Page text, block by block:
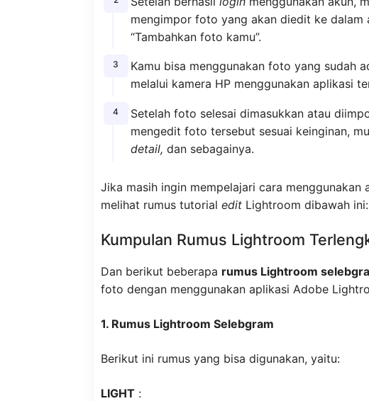
mengimpor foto yang akan diedit ke
“Tambahkan foto kamu”.
Kamu bisa menggunakan foto yang sudah
melalui kamera HP menggunakan aplikasi
Setelah foto selesai dimasukkan atau
mengedit foto tersebut sesuai keinginan,
detail, dan sebagainya.
Jika masih ingin mempelajari cara
melihat rumus tutorial edit Lightroom dibawah ini:
Kumpulan Rumus Lightroom
Dan berikut beberapa rumus Lightroom
foto dengan menggunakan aplikasi Adobe
1. Rumus Lightroom Selebgram
Berikut ini rumus yang bisa digunakan, yaitu:
LIGHT :